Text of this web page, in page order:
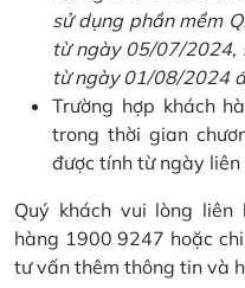
sử dụng phần mềm
từ ngày 05/07/2024,
từ ngày 01/08/2024
Trường hợp khách
trong thời gian
được tính từ ngày
Quý khách vui lòng liên
hàng 1900 9247 hoặc
tư vấn thêm thông tin và